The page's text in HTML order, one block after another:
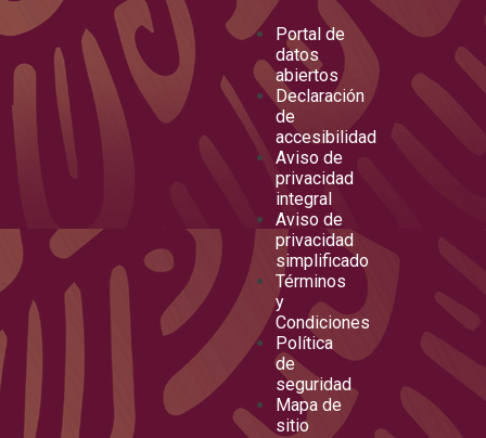
Portal de
datos
abiertos
Declaración
de
accesibilidad
Aviso de
privacidad
integral
Aviso de
privacidad
simplificado
Términos
y
Condiciones
Política
de
seguridad
Mapa de
sitio